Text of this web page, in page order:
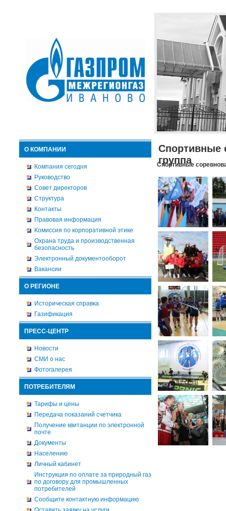
О КОМПАНИИ
Компания сегодня
Руководство
Совет директоров
Структура
Контакты
Правовая информация
Комиссия по корпоративной этике
Охрана труда и производственная
безопасность
Электронный документооборот
Вакансии
О РЕГИОНЕ
Историческая справка
Газификация
ПРЕСС-ЦЕНТР
Новости
СМИ о нас
Фотогалерея
ПОТРЕБИТЕЛЯМ
Тарифы и цены
Передача показаний счетчика
Получение квитанции по электронной
почте
Документы
Населению
Личный кабинет
Инструкция по оплате за природный газ
по договору для промышленных
потребителей
Сообщите контактную информацию
Спортивные
группа
Спортивные